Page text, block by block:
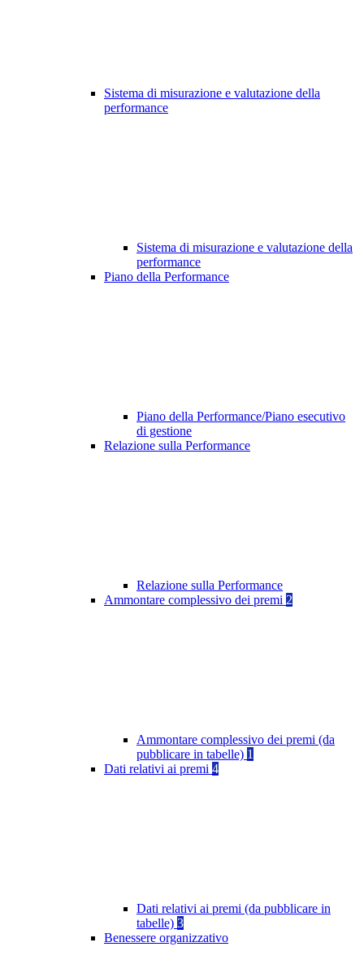
Sistema di misurazione e valutazione della
performance
Sistema di misurazione e valutazione della
performance
Piano della Performance
Piano della Performance/Piano esecutivo
di gestione
Relazione sulla Performance
Relazione sulla Performance
Ammontare complessivo dei premi 2
Ammontare complessivo dei premi (da
pubblicare in tabelle) 1
Dati relativi ai premi 4
Dati relativi ai premi (da pubblicare in
tabelle) 3
Benessere organizzativo